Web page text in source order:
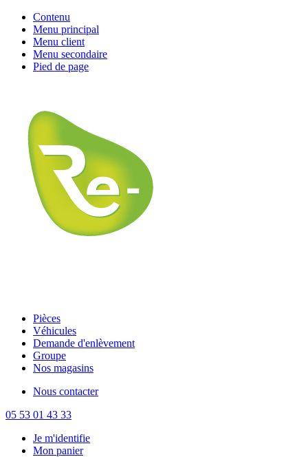
Contenu
Menu principal
Menu client
Menu secondaire
Pied de page
Pièces
Véhicules
Demande d'enlèvement
Groupe
Nos magasins
Nous contacter
05 53 01 43 33
Je m'identifie
Mon panier